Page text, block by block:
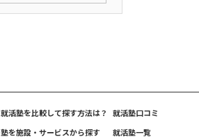
就活塾を比較して探す方法は？ 就活塾口コミ
塾を施設・サービスから探す 就活塾一覧